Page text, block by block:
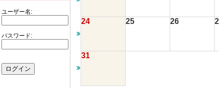
ユーザー名:
パスワード:
24 25 26
31